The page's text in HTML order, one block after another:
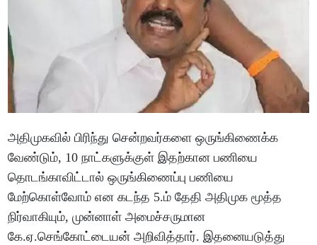
அதிமுகவில் பிரிந்து சென்றவர்களை ஒருங்கிணைக்க
வேண்டும், 10 நாட்களுக்குள் இதற்கான பணியை
தொடங்காவிட்டால் ஒருங்கிணைப்பு பணியை
மேற்கொள்வோம் என கடந்த 5.ம் தேதி அதிமுக மூத்த
நிர்வாகியும், முன்னாள் அமைச்சருமான
கே.ஏ.செங்கோட்டையன் அறிவித்தார். இதனையடுத்து